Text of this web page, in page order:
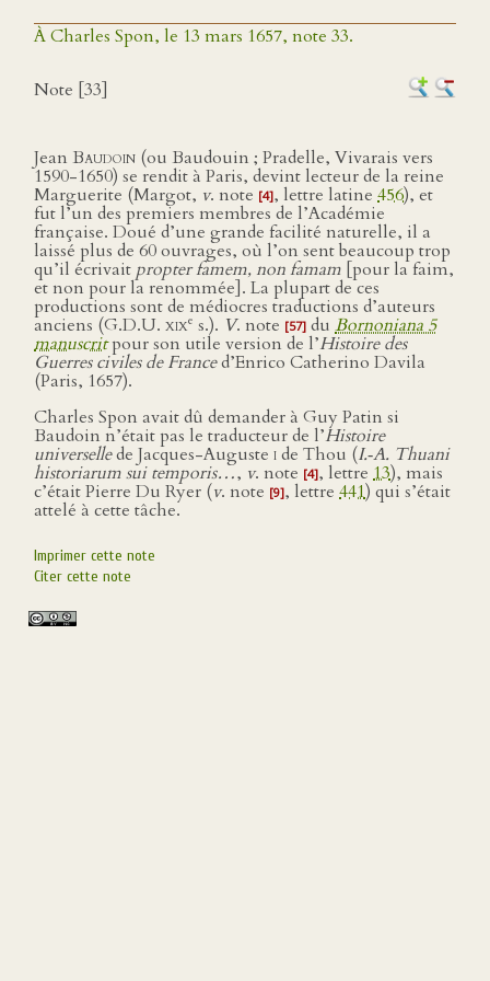
À Charles Spon, le 13 mars 1657, note 33.
Note [33]
Jean Baudoin (ou Baudouin ; Pradelle, Vivarais vers
1590-1650) se rendit à Paris, devint lecteur de la reine
Marguerite (Margot, v. note [4], lettre latine 456), et
fut l’un des premiers membres de l’Académie
française. Doué d’une grande facilité naturelle, il a
laissé plus de 60 ouvrages, où l’on sent beaucoup trop
qu’il écrivait propter famem, non famam [pour la faim,
et non pour la renommée]. La plupart de ces
productions sont de médiocres traductions d’auteurs
anciens (G.D.U. xixe s.). V. note [57] du Bornoniana 5
manuscritpour son utile version de l’Histoire des
Guerres civiles de Franced’Enrico Catherino Davila
(Paris, 1657).
Charles Spon avait dû demander à Guy Patin si
Baudoin n’était pas le traducteur de l’Histoire
universellede Jacques-Auguste ide Thou (I.‑A. Thuani
historiarum sui temporis…, v. note [4], lettre 13), mais
c’était Pierre Du Ryer (v. note [9], lettre 441) qui s’était
attelé à cette tâche.
Imprimer cette note
Citer cette note